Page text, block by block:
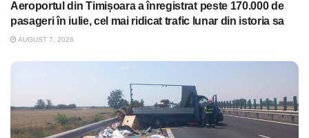
Aeroportul din Timișoara a înregistrat peste 170.000 de
pasageri în iulie, cel mai ridicat trafic lunar din istoria sa
AUGUST 7, 2026